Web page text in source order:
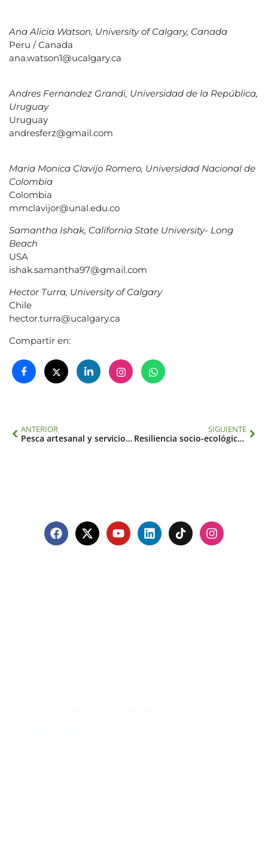
Ana Alicia Watson, University of Calgary, Canada
Peru / Canada
ana.watson1@ucalgary.ca
Andres Fernandez Grandi, Universidad de la República,
Uruguay
Uruguay
andresferz@gmail.com
Maria Monica Clavijo Romero, Universidad Nacional de
Colombia
Colombia
mmclavijor@unal.edu.co
Samantha Ishak, California State University- Long
Beach
USA
ishak.samantha97@gmail.com
Hector Turra, University of Calgary
Chile
hector.turra@ucalgary.ca
Compartir en:
ANTERIOR
Pesca artesanal y servicios ecosistémicos marinos: adaptación y transformación para asegurar el bienestar humano (SGP-HW 017)
SIGUIENTE
Resiliencia socio-ecológica ante el cambio ambiental global en territorios heterogéneos – construyendo una plataforma común para investigación y acción (SGP-HW 090)